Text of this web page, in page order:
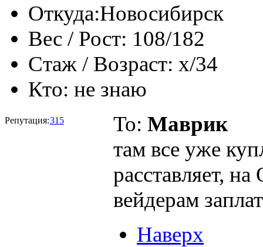
Откуда:Новосибирск
Вес / Рост: 108/182
Стаж / Возраст: x/34
Кто: не знаю
Репутация:315 To: Маврик
там все уже
расставляет,
вейдерам
Наверх